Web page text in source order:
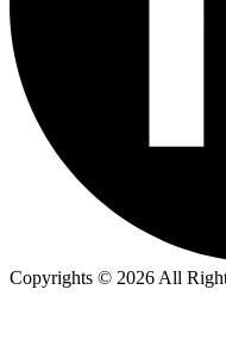
Copyrights © 2026 All